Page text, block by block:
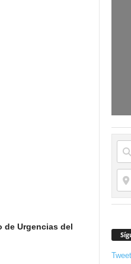
de Urgencias del